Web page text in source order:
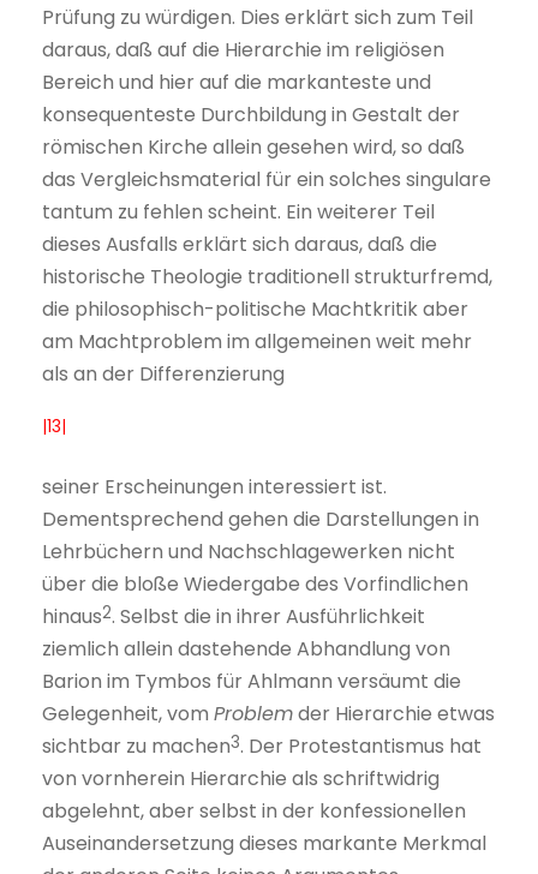
Prüfung zu würdigen. Dies erklärt sich zum Teil
daraus, daß auf die Hierarchie im religiösen
Bereich und hier auf die markanteste und
konsequenteste Durchbildung in Gestalt der
römischen Kirche allein gesehen wird, so daß
das Vergleichsmaterial für ein solches singulare
tantum zu fehlen scheint. Ein weiterer Teil
dieses Ausfalls erklärt sich daraus, daß die
historische Theologie traditionell strukturfremd,
die philosophisch-politische Machtkritik aber
am Machtproblem im allgemeinen weit mehr
als an der Differenzierung
|13|
seiner Erscheinungen interessiert ist.
Dementsprechend gehen die Darstellungen in
Lehrbüchern und Nachschlagewerken nicht
über die bloße Wiedergabe des Vorfindlichen
hinaus2. Selbst die in ihrer Ausführlichkeit
ziemlich allein dastehende Abhandlung von
Barion im Tymbos für Ahlmann versäumt die
Gelegenheit, vom Problemder Hierarchie etwas
sichtbar zu machen3. Der Protestantismus hat
von vornherein Hierarchie als schriftwidrig
abgelehnt, aber selbst in der konfessionellen
Auseinandersetzung dieses markante Merkmal